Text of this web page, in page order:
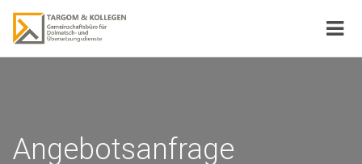
Angebotsanfrage